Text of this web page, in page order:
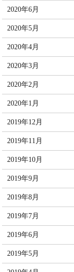
2020年6月
2020年5月
2020年4月
2020年3月
2020年2月
2020年1月
2019年12月
2019年11月
2019年10月
2019年9月
2019年8月
2019年7月
2019年6月
2019年5月